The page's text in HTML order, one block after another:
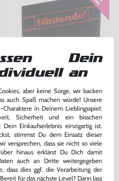
Schuber / Dust-Sleeve
-10% bisher 5,00 €
jetzt nur4,50 €
Warenkorb
Dein
an
aber keine Sorge, wir backen
auch Spaß machen würde! Unsere
in Deinem Lieblingsspiel:
Sicherheit und ein bisschen
Dein Einkaufserlebnis einzigartig ist.
stimmst Du dem Einsatz dieser
versprechen, dass sie nicht so viele
hinaus erklärst Du Dich damit
auch an Dritte weitergegeben
dass dies ggf. die Verarbeitung der
für das nächste Level? Dann lass